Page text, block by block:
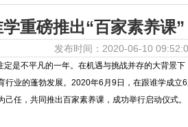
学重磅推出“百家素养课
发布时间：2020-06-10
是不平凡的一年。在机遇与挑战并存的大背景下
行业的蓬勃发展。2020年6月9日，在跟谁学成立
己任，共同推出百家素养课，成功举行启动仪式。